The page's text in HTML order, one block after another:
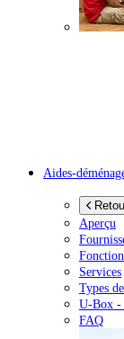
Aides-
Aperçu
Services
Types
U-Box -
FAQ